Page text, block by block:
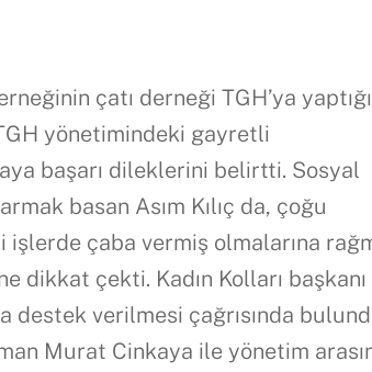
çatı derneği TGH’ya yaptığı
yönetimindeki gayretli
başarı dileklerini belirtti. Sosyal
basan Asım Kılıç da, çoğu
işlerde çaba vermiş olmalarına
çekti. Kadın Kolları başkanı
destek verilmesi çağrısında
Murat Cinkaya ile yönetim